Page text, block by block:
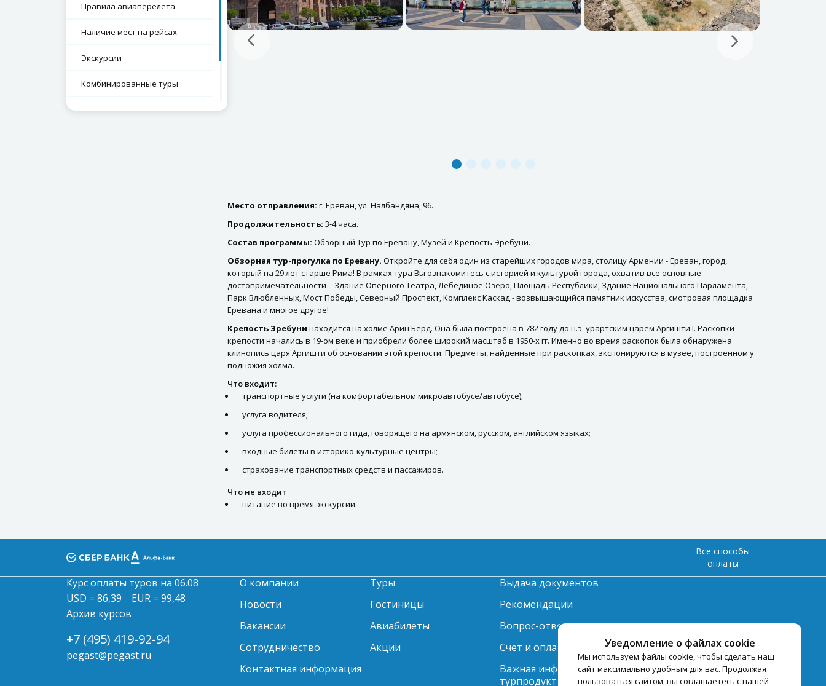
Правила авиаперелета
Наличие мест на рейсах
Экскурсии
Комбинированные туры
Как получить документы
Место отправления: г. Ереван, ул. Налбандяна, 96.
Продолжительность: 3-4 часа.
Состав программы: Обзорный Тур по Еревану, Музей и Крепость Эребуни.
Обзорная тур-прогулка по Еревану. Откройте для себя один из старейших городов мира, столицу Армении - Ереван, город,
который на 29 лет старше Рима! В рамках тура Вы ознакомитесь с историей и культурой города, охватив все основные
достопримечательности – Здание Оперного Театра, Лебединое Озеро, Площадь Республики, Здание Национального Парламента,
Парк Влюбленных, Мост Победы, Северный Проспект, Комплекс Каскад - возвышающийся памятник искусства, смотровая площадка
Еревана и многое другое!
Крепость Эребуни находится на холме Арин Берд. Она была построена в 782 году до н.э. урартским царем Аргишти I. Раскопки
крепости начались в 19-ом веке и приобрели более широкий масштаб в 1950-х гг. Именно во время раскопок была обнаружена
клинопись царя Аргишти об основании этой крепости. Предметы, найденные при раскопках, экспонируются в музее, построенном у
подножия холма.
Что входит:
транспортные услуги (на комфортабельном микроавтобусе/автобусе);
услуга водителя;
услуга профессионального гида, говорящего на армянском, русском, английском языках;
входные билеты в историко-культурные центры;
страхование транспортных средств и пассажиров.
Что не входит
питание во время экскурсии.
Уведомление о файлах cookie
Мы используем файлы cookie, чтобы сделать наш
сайт максимально удобным для вас. Продолжая
пользоваться сайтом, вы соглашаетесь с нашей
Все способы
оплаты
Курс оплаты туров на 06.08
USD = 86,39
EUR = 99,48
Архив курсов
+7 (495) 419-92-94
pegast@pegast.ru
О компании
Новости
Вакансии
Сотрудничество
Контактная информация
Туры
Гостиницы
Авиабилеты
Акции
Выдача документов
Рекомендации
Вопрос-ответ
Счет и оплата
Важная информация по
турпродукту